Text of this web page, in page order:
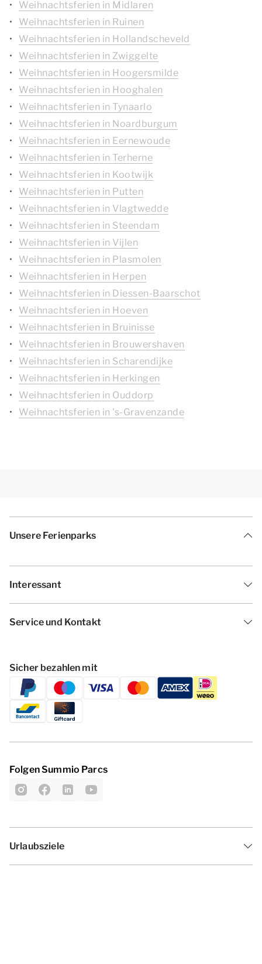
Weihnachtsferien in Midlaren
Weihnachtsferien in Ruinen
Weihnachtsferien in Hollandscheveld
Weihnachtsferien in Zwiggelte
Weihnachtsferien in Hoogersmilde
Weihnachtsferien in Hooghalen
Weihnachtsferien in Tynaarlo
Weihnachtsferien in Noardburgum
Weihnachtsferien in Eernewoude
Weihnachtsferien in Terherne
Weihnachtsferien in Kootwijk
Weihnachtsferien in Putten
Weihnachtsferien in Vlagtwedde
Weihnachtsferien in Steendam
Weihnachtsferien in Vijlen
Weihnachtsferien in Plasmolen
Weihnachtsferien in Herpen
Weihnachtsferien in Diessen-Baarschot
Weihnachtsferien in Hoeven
Weihnachtsferien in Bruinisse
Weihnachtsferien in Brouwershaven
Weihnachtsferien in Scharendijke
Weihnachtsferien in Herkingen
Weihnachtsferien in Ouddorp
Weihnachtsferien in 's-Gravenzande
Unsere Ferienparks
Interessant
Service und Kontakt
Sicher bezahlen mit
Folgen Summio Parcs
Urlaubsziele